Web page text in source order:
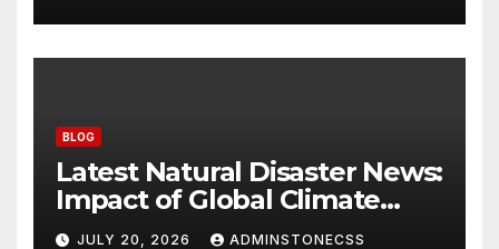
BLOG
Latest Natural Disaster News:
Impact of Global Climate
Change
JULY 20, 2026 ADMINSTONECSS